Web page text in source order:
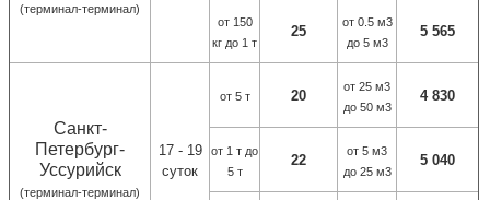
(терминал-терминал)
от 150
кг до 1 т
25
от 0.5 м3
до 5 м3
5 565
Санкт-
Петербург-
Уссурийск
(терминал-терминал)
17 - 19
суток
от 5 т 20
от 25 м3
до 50 м3
4 830
от 1 т до
5 т
22
от 5 м3
до 25 м3
5 040